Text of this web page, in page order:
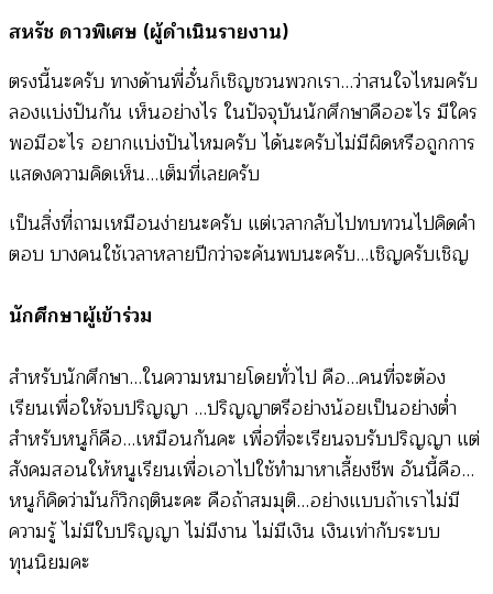
สหรัช ดาวพิเศษ (ผู้ดำเนินรายงาน)
ตรงนี้นะครับ ทางด้านพี่อั๋นก็เชิญชวนพวกเรา…ว่าสนใจไหมครับ
ลองแบ่งปันกัน เห็นอย่างไร ในปัจจุบันนักศึกษาคืออะไร มีใคร
พอมีอะไร อยากแบ่งปันไหมครับ ได้นะครับไม่มีผิดหรือถูกการ
แสดงความคิดเห็น…เต็มที่เลยครับ
เป็นสิ่งที่ถามเหมือนง่ายนะครับ แต่เวลากลับไปทบทวนไปคิดคำ
ตอบ บางคนใช้เวลาหลายปีกว่าจะค้นพบนะครับ…เชิญครับเชิญ
นักศึกษาผู้เข้าร่วม
สำหรับนักศึกษา…ในความหมายโดยทั่วไป คือ…คนที่จะต้อง
เรียนเพื่อให้จบปริญญา …ปริญญาตรีอย่างน้อยเป็นอย่างต่ำ
สำหรับหนูก็คือ…เหมือนกันคะ เพื่อที่จะเรียนจบรับปริญญา แต่
สังคมสอนให้หนูเรียนเพื่อเอาไปใช้ทำมาหาเลี้ยงชีพ อันนี้คือ…
หนูก็คิดว่ามันก็วิกฤตินะคะ คือถ้าสมมุติ…อย่างแบบถ้าเราไม่มี
ความรู้ ไม่มีใบปริญญา ไม่มีงาน ไม่มีเงิน เงินเท่ากับระบบ
ทุนนิยมคะ